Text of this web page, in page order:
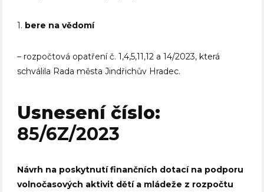
1. bere na vědomí
– rozpočtová opatření č. 1,4,5,11,12 a 14/2023, která
schválila Rada města Jindřichův Hradec.
Usnesení číslo:
85/6Z/2023
Návrh na poskytnutí finančních dotací na podporu
volnočasových aktivit dětí a mládeže z rozpočtu